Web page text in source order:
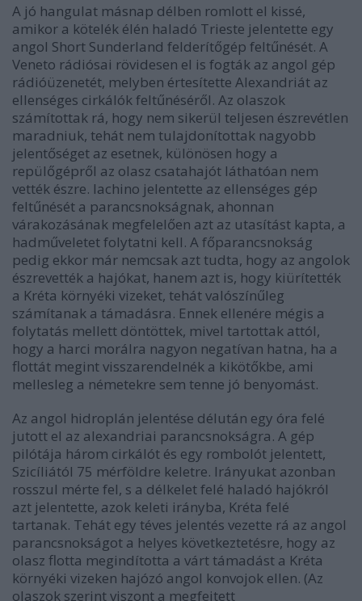
A jó hangulat másnap délben romlott el kissé,
amikor a kötelék élén haladó Trieste jelentette egy
angol Short Sunderland felderítőgép feltűnését. A
Veneto rádiósai rövidesen el is fogták az angol gép
rádióüzenetét, melyben értesítette Alexandriát az
ellenséges cirkálók feltűnéséről. Az olaszok
számítottak rá, hogy nem sikerül teljesen észrevétlen
maradniuk, tehát nem tulajdonítottak nagyobb
jelentőséget az esetnek, különösen hogy a
repülőgépről az olasz csatahajót láthatóan nem
vették észre. Iachino jelentette az ellenséges gép
feltűnését a parancsnokságnak, ahonnan
várakozásának megfelelően azt az utasítást kapta, a
hadműveletet folytatni kell. A főparancsnokság
pedig ekkor már nemcsak azt tudta, hogy az angolok
észrevették a hajókat, hanem azt is, hogy kiürítették
a Kréta környéki vizeket, tehát valószínűleg
számítanak a támadásra. Ennek ellenére mégis a
folytatás mellett döntöttek, mivel tartottak attól,
hogy a harci morálra nagyon negatívan hatna, ha a
flottát megint visszarendelnék a kikötőkbe, ami
mellesleg a németekre sem tenne jó benyomást.
Az angol hidroplán jelentése délután egy óra felé
jutott el az alexandriai parancsnokságra. A gép
pilótája három cirkálót és egy rombolót jelentett,
Szicíliától 75 mérföldre keletre. Irányukat azonban
rosszul mérte fel, s a délkelet felé haladó hajókról
azt jelentette, azok keleti irányba, Kréta felé
tartanak. Tehát egy téves jelentés vezette rá az angol
parancsnokságot a helyes következtetésre, hogy az
olasz flotta megindította a várt támadást a Kréta
környéki vizeken hajózó angol konvojok ellen. (Az
olaszok szerint viszont a megfejtett